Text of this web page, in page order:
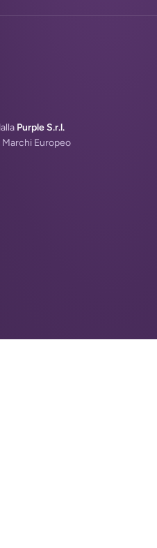
Purple S.r.l.
Europeo